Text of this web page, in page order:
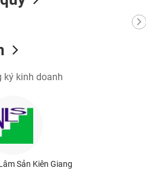
ký kinh doanh
Sản Kiên Giang